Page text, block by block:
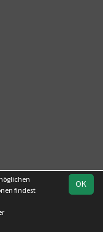
OK
findest